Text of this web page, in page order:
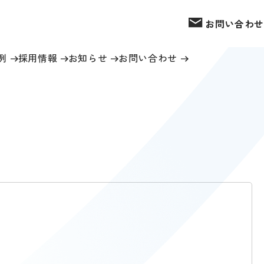
採用情報 お知らせ お問い合わせ
お問い合わせ